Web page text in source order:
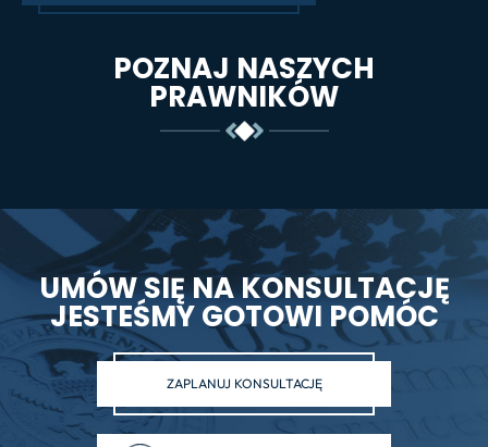
POZNAJ NASZYCH
PRAWNIKÓW
UMÓW SIĘ NA KONSULTACJĘ
JESTEŚMY GOTOWI POMÓC
ZAPLANUJ KONSULTACJĘ